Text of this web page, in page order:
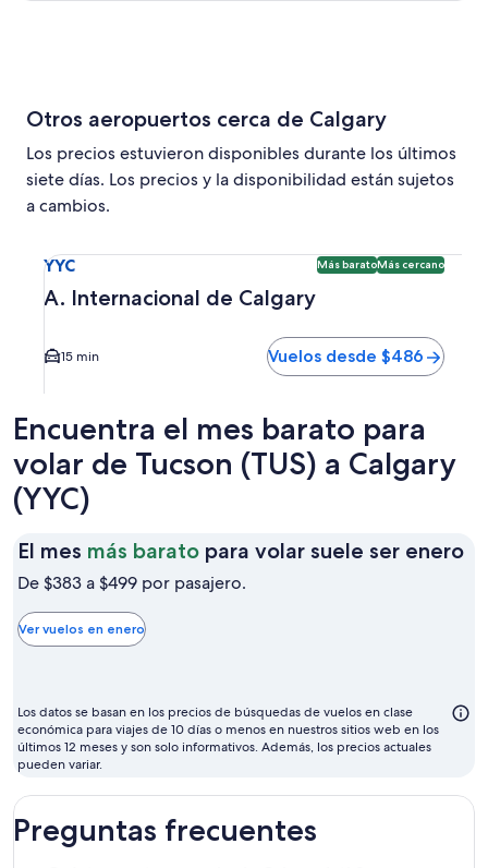
Otros aeropuertos cerca de Calgary
Los precios estuvieron disponibles durante los últimos
siete días. Los precios y la disponibilidad están sujetos
a cambios.
YYC Más baratoMás cercano
A. Internacional de Calgary
15 min Vuelos desde $486
Encuentra el mes barato para
volar de Tucson (TUS) a Calgary
(YYC)
El mes más barato para volar suele ser eneroEl
De $383 a $499 por pasajero.
Ver vuelos en enero
Los datos se basan en los precios de búsquedas de vuelos en clase
económica para viajes de 10 días o menos en nuestros sitios web en los
últimos 12 meses y son solo informativos. Además, los precios actuales
pueden variar.
Preguntas frecuentes